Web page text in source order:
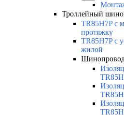
Троллейный
TR85H7P с
протяжку
TR85H7P с
жилой